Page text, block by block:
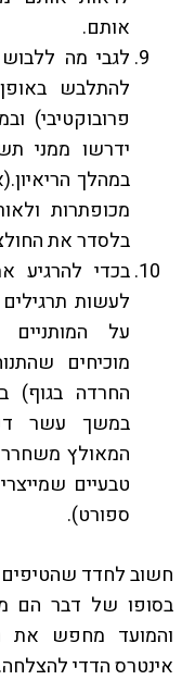
אותם.
לגבי מה
להתלבש
פרובוקטיבי)
ידרשו ממני
במהלך
מכופתרות
בלסדר את
בכדי להרגיע
לעשות
על
מוכיחים
החרדה בגוף)
במשך עשר
המאולץ משחרר
טבעיים
ספורט).
חשוב לחדד שהטיפים
בסופו של דבר הם
והמועד מחפש את
אינטרס הדדי להצלחה.